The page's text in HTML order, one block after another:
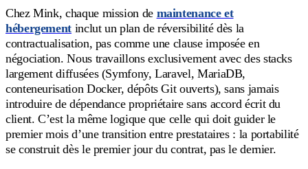
Chez Mink, chaque mission de maintenance et
hébergement inclut un plan de réversibilité dès la
contractualisation, pas comme une clause imposée en
négociation. Nous travaillons exclusivement avec des stacks
largement diffusées (Symfony, Laravel, MariaDB,
conteneurisation Docker, dépôts Git ouverts), sans jamais
introduire de dépendance propriétaire sans accord écrit du
client. C’est la même logique que celle qui doit guider le
premier mois d’une transition entre prestataires : la portabilité
se construit dès le premier jour du contrat, pas le dernier.